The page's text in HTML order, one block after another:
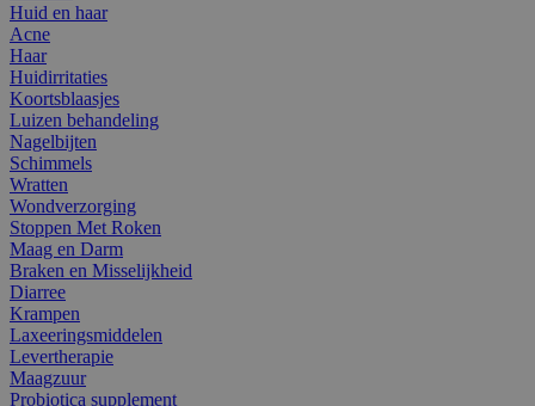
Huid en haar
Acne
Haar
Huidirritaties
Koortsblaasjes
Luizen behandeling
Nagelbijten
Schimmels
Wratten
Wondverzorging
Stoppen Met Roken
Maag en Darm
Braken en Misselijkheid
Diarree
Krampen
Laxeeringsmiddelen
Levertherapie
Maagzuur
Probiotica supplement